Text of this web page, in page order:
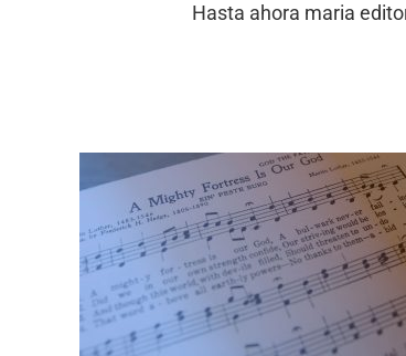
Hasta ahora maria
Nos hace falta el saber
Himnos Cristianos